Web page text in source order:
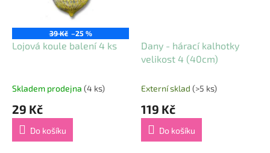
39 Kč –25 %
Lojová koule balení 4 ks
Skladem prodejna (4 ks)
29 Kč
Do košíku
Dany - hárací kalhotky
velikost 4 (40cm)
Externí sklad (>5 ks)
119 Kč
Do košíku